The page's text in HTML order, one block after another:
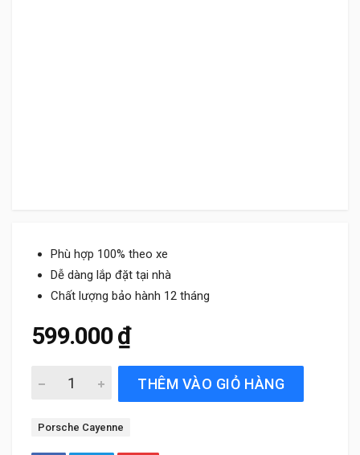
Phù hợp 100% theo xe
Dễ dàng lắp đặt tại nhà
Chất lượng bảo hành 12 tháng
599.000₫
Gạt Mưa Xe Porsche Cayenne (2007 đến 2016) Silicone
THÊM VÀO GIỎ HÀNG
Tag:
Porsche Cayenne